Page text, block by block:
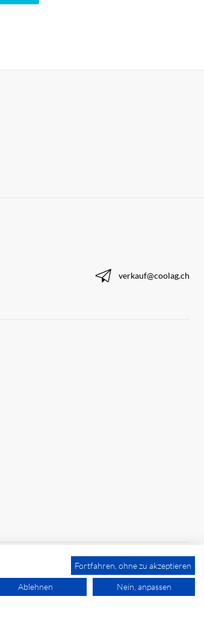
verkauf@coolag.ch
Fortfahren, ohne zu akzeptieren
Ablehnen Nein, anpassen